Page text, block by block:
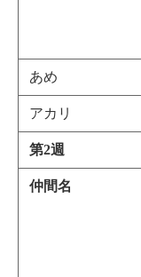
あめ
アカリ
第2週
仲間名